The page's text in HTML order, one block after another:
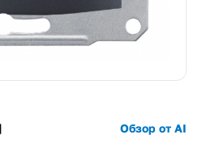
Обзор от AI